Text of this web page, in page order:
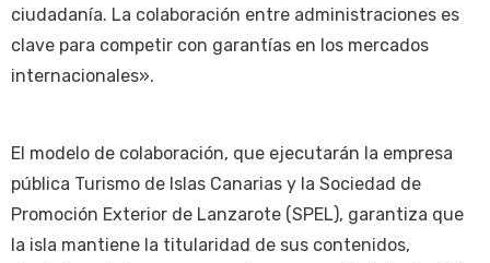
ciudadanía. La colaboración entre administraciones es
clave para competir con garantías en los mercados
internacionales».
El modelo de colaboración, que ejecutarán la empresa
pública Turismo de Islas Canarias y la Sociedad de
Promoción Exterior de Lanzarote (SPEL), garantiza que
la isla mantiene la titularidad de sus contenidos,